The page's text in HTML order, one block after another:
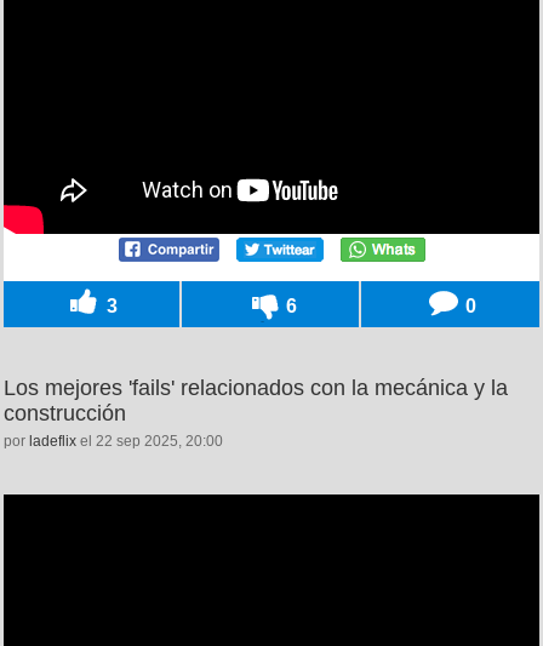
3 6 0
Los mejores 'fails' relacionados con la mecánica y la
construcción
por ladeflix el 22 sep 2025, 20:00